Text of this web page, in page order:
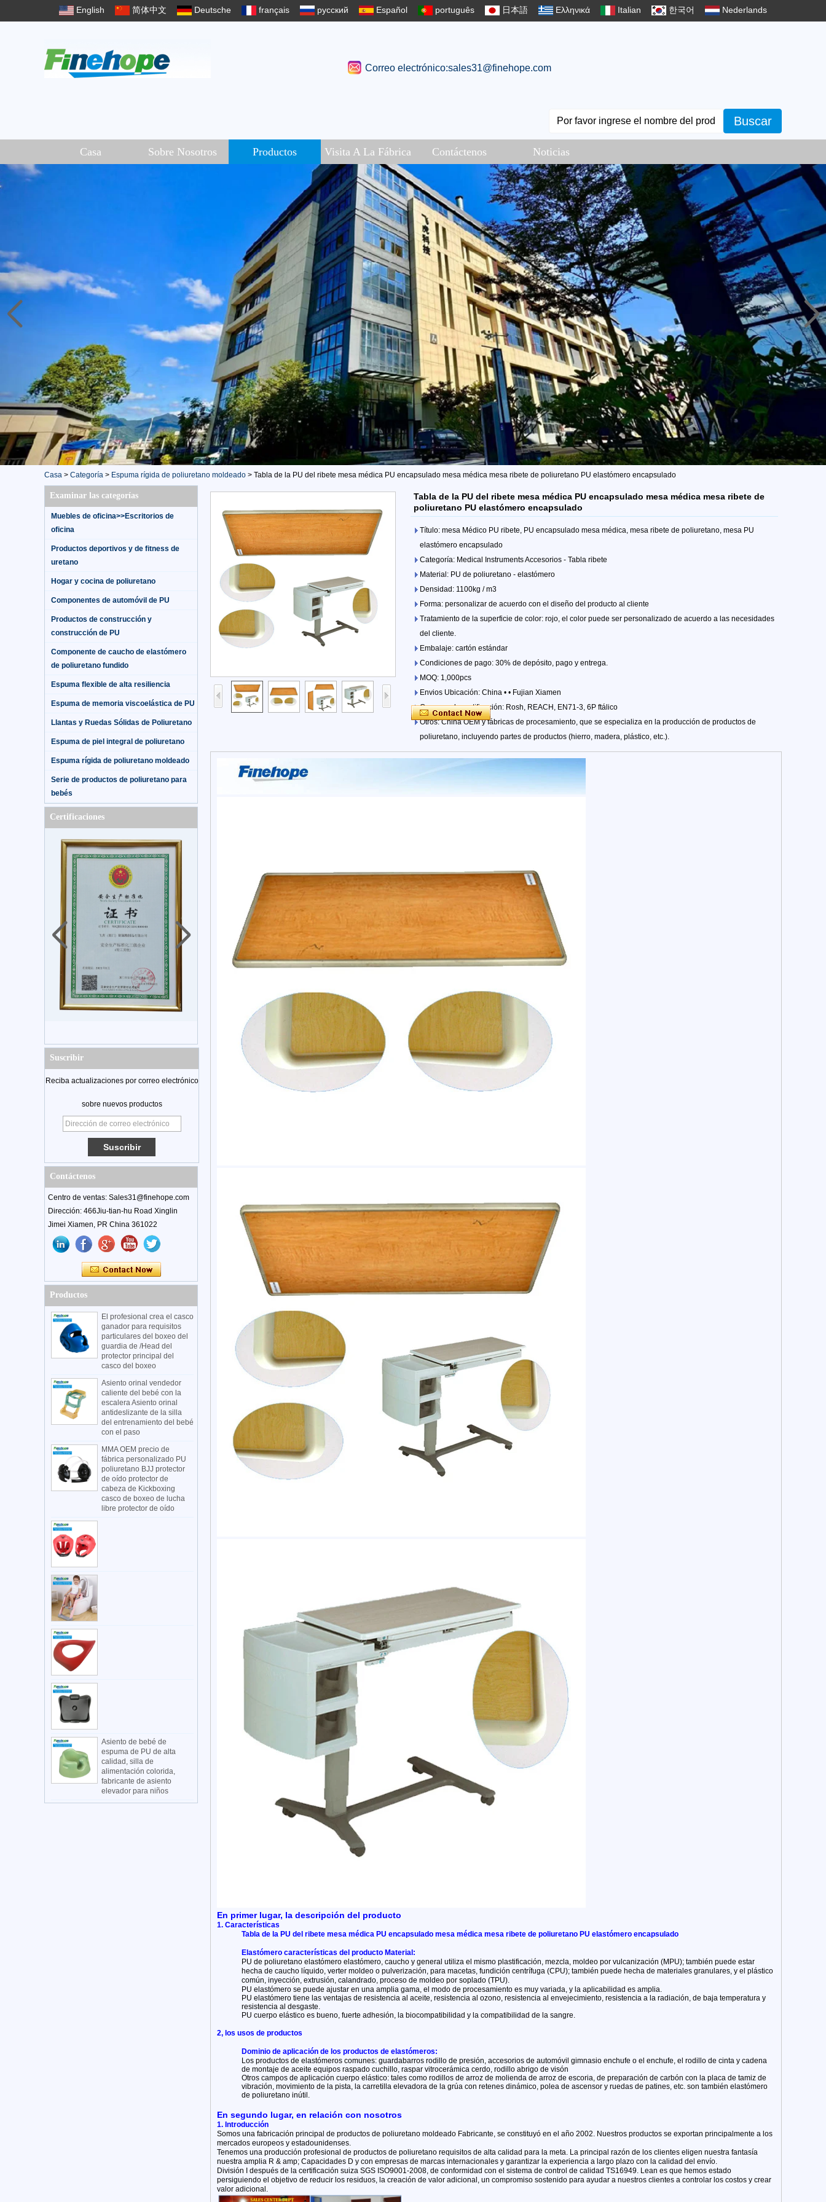
English 简体中文 Deutsche français русский Español português 日本語 Ελληνικά Italian 한국어 Nederlands
Correo electrónico:sales31@finehope.com
Buscar
Casa Sobre Nosotros Productos Visita A La Fábrica Contáctenos Noticias
Casa > Categoría > Espuma rígida de poliuretano moldeado > Tabla de la PU del ribete mesa médica PU encapsulado mesa médica mesa ribete de poliuretano PU elastómero encapsulado
Examinar las categorías
Muebles de oficina>>Escritorios de
oficina
Productos deportivos y de fitness de
uretano
Hogar y cocina de poliuretano
Componentes de automóvil de PU
Productos de construcción y
construcción de PU
Componente de caucho de elastómero
de poliuretano fundido
Espuma flexible de alta resiliencia
Espuma de memoria viscoelástica de PU
Llantas y Ruedas Sólidas de Poliuretano
Espuma de piel integral de poliuretano
Espuma rígida de poliuretano moldeado
Serie de productos de poliuretano para
bebés
Certificaciones
Suscribir
Reciba actualizaciones por correo electrónico
sobre nuevos productos
Contáctenos
Centro de ventas: Sales31@finehope.com
Dirección: 466Jiu-tian-hu Road Xinglin
Jimei Xiamen, PR China 361022
Productos
El profesional crea el casco
ganador para requisitos
particulares del boxeo del
guardia de /Head del
protector principal del
casco del boxeo
Asiento orinal vendedor
caliente del bebé con la
escalera Asiento orinal
antideslizante de la silla
del entrenamiento del bebé
con el paso
MMA OEM precio de
fábrica personalizado PU
poliuretano BJJ protector
de oído protector de
cabeza de Kickboxing
casco de boxeo de lucha
libre protector de oído
Asiento de bebé de
espuma de PU de alta
calidad, silla de
alimentación colorida,
fabricante de asiento
elevador para niños
Tabla de la PU del ribete mesa médica PU encapsulado mesa médica mesa ribete de
poliuretano PU elastómero encapsulado
Título: mesa Médico PU ribete, PU encapsulado mesa médica, mesa ribete de poliuretano, mesa PU
elastómero encapsulado
Categoría: Medical Instruments Accesorios - Tabla ribete
Material: PU de poliuretano - elastómero
Densidad: 1100kg / m3
Forma: personalizar de acuerdo con el diseño del producto al cliente
Tratamiento de la superficie de color: rojo, el color puede ser personalizado de acuerdo a las necesidades
del cliente.
Embalaje: cartón estándar
Condiciones de pago: 30% de depósito, pago y entrega.
MOQ: 1,000pcs
Envios Ubicación: China • • Fujian Xiamen
Conoce a la certificación: Rosh, REACH, EN71-3, 6P ftálico
Otros: China OEM y fábricas de procesamiento, que se especializa en la producción de productos de
poliuretano, incluyendo partes de productos (hierro, madera, plástico, etc.).
En primer lugar, la descripción del producto
1. Características
Tabla de la PU del ribete mesa médica PU encapsulado mesa médica mesa ribete de poliuretano PU elastómero encapsulado
Elastómero características del producto Material:
PU de poliuretano elastómero elastómero, caucho y general utiliza el mismo plastificación, mezcla, moldeo por vulcanización (MPU); también puede estar
hecha de caucho líquido, verter moldeo o pulverización, para macetas, fundición centrífuga (CPU); también puede hecha de materiales granulares, y el plástico
común, inyección, extrusión, calandrado, proceso de moldeo por soplado (TPU).
PU elastómero se puede ajustar en una amplia gama, el modo de procesamiento es muy variada, y la aplicabilidad es amplia.
PU elastómero tiene las ventajas de resistencia al aceite, resistencia al ozono, resistencia al envejecimiento, resistencia a la radiación, de baja temperatura y
resistencia al desgaste.
PU cuerpo elástico es bueno, fuerte adhesión, la biocompatibilidad y la compatibilidad de la sangre.
2, los usos de productos
Dominio de aplicación de los productos de elastómeros:
Los productos de elastómeros comunes: guardabarros rodillo de presión, accesorios de automóvil gimnasio enchufe o el enchufe, el rodillo de cinta y cadena
de montaje de aceite equipos raspado cuchillo, raspar vitrocerámica cerdo, rodillo abrigo de visón
Otros campos de aplicación cuerpo elástico: tales como rodillos de arroz de molienda de arroz de escoria, de preparación de carbón con la placa de tamiz de
vibración, movimiento de la pista, la carretilla elevadora de la grúa con retenes dinámico, polea de ascensor y ruedas de patines, etc. son también elastómero
de poliuretano inútil.
En segundo lugar, en relación con nosotros
1. Introducción
Somos una fabricación principal de productos de poliuretano moldeado Fabricante, se constituyó en el año 2002. Nuestros productos se exportan principalmente a los
mercados europeos y estadounidenses.
Tenemos una producción profesional de productos de poliuretano requisitos de alta calidad para la meta. La principal razón de los clientes eligen nuestra fantasía
nuestra amplia R & amp; Capacidades D y con empresas de marcas internacionales y garantizar la experiencia a largo plazo con la calidad del envío.
División I después de la certificación suiza SGS ISO9001-2008, de conformidad con el sistema de control de calidad TS16949. Lean es que hemos estado
persiguiendo el objetivo de reducir los residuos, la creación de valor adicional, un compromiso sostenido para ayudar a nuestros clientes a controlar los costos y crear
valor adicional.